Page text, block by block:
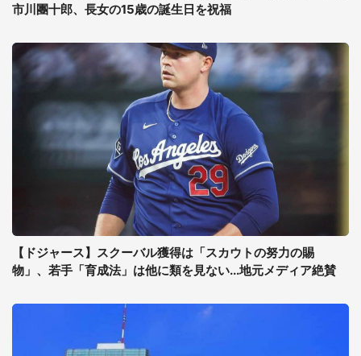
市川團十郎、長女の15歳の誕生日を祝福
【ドジャース】スクーバル獲得は「スカウトの努力の賜
物」、若手「育成法」は他に類を見ない...地元メディア絶賛